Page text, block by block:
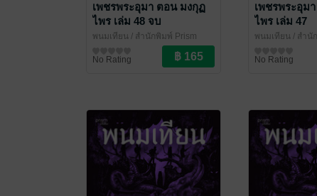
เพชรพระอุมา ตอน มงกุฏ
ไพร เล่ม 48 จบ
พนมเทียน / สำนักพิมพ์ Prism
นิยายผจญภัย/บู๊แอกชัน
No Rating
เพชรพระอุม
ไพร เล่ม 47
พนมเทียน / สำนั
นิยายผจญภัย/บู๊แ
No Rating